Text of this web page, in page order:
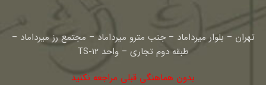
تهران – بلوار میرداماد – جنب مترو میرداماد – مجتمع رز میرداماد –
طبقه دوم تجاری – واحد TS-12
بدون هماهنگی قبلی مراجعه نکنید